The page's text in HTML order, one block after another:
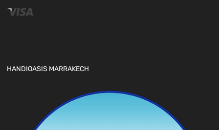
HANDIOASIS MARRAKECH